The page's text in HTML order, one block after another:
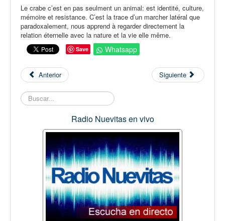
Le crabe c’est en pas seulment un animal: est identité, culture,
mémoire et resistance. C’est la trace d’un marcher latéral que
paradoxalement, nous apprend à regarder directement la
relation éternelle avec la nature et la vie elle même.
Save Whatsapp
Anterior Siguiente
Buscar...
Radio Nuevitas en vivo